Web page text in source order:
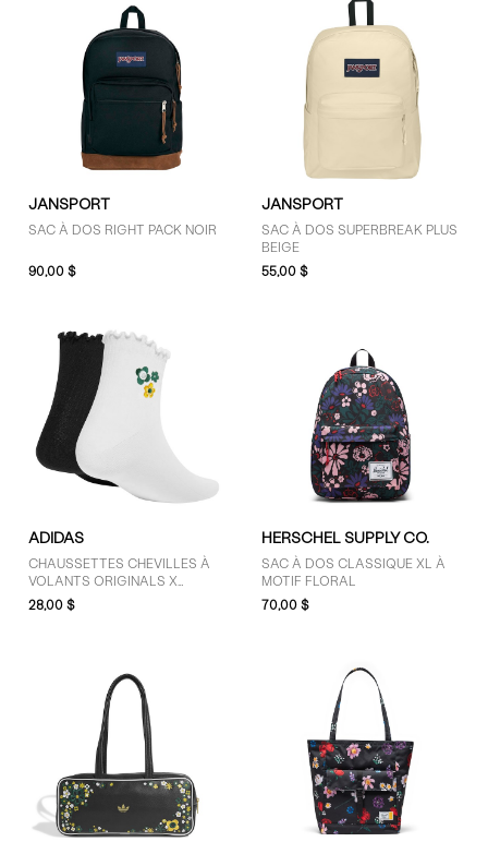
S (54)
M (14)
O (44)
Bleu (3)
Brun (9)
Gris (4)
Jaune (1)
Mauve (3)
JANSPORT
SAC À DOS RIGHT PACK NOIR
90,00 $
JANSPORT
SAC À DOS SUPERBREAK PLUS
BEIGE
55,00 $
ADIDAS
CHAUSSETTES CHEVILLES À
VOLANTS ORIGINALS X
LIBERTY LONDON, LOT DE 2 EN
NOIR/BLANC
28,00 $
HERSCHEL SUPPLY CO.
SAC À DOS CLASSIQUE XL À
MOTIF FLORAL
70,00 $